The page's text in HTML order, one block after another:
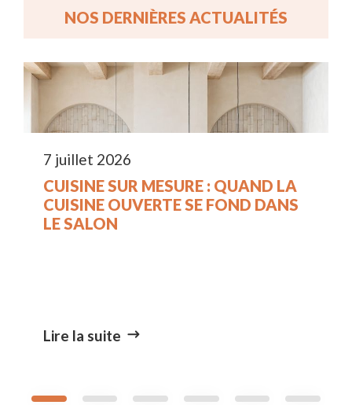
NOS DERNIÈRES ACTUALITÉS
7 juillet 2026
CUISINE SUR MESURE : QUAND LA
CUISINE OUVERTE SE FOND DANS
LE SALON
Lire la suite